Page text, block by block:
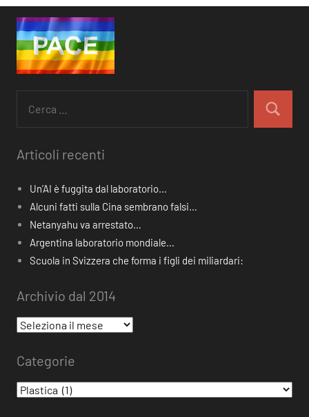
per:
Cerca
Articoli recenti
Un’AI è fuggita dal laboratorio…
Alcuni fatti sulla Cina sembrano falsi…
Netanyahu va arrestato…
Argentina laboratorio mondiale…
Scuola in Svizzera che forma i figli dei miliardari:
Archivio dal 2014
Archivio
2014
Categorie
Categorie